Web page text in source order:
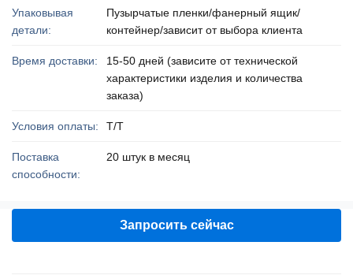
Упаковывая
детали:
Пузырчатые пленки/фанерный ящик/
контейнер/зависит от выбора клиента
Время доставки:
15-50 дней (зависите от технической
характеристики изделия и количества
заказа)
Условия оплаты: Т/Т
Поставка
способности:
20 штук в месяц
Запросить сейчас